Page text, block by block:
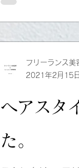
いう感じですねー
ヘアスタ
た。
フリーランス
2021年2月15日